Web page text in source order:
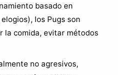
basado en
los Pugs son
la comida, evitar métodos
no agresivos,